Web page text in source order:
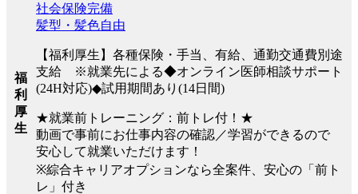
福
利
厚
生
社会保険完備
髪型・髪色自由
【福利厚生】各種保険・手当、有給、通勤交通費別途
支給 ※就業先による◆オンライン医師相談サポート
(24H対応)◆試用期間あり(14日間)
★就業前トレーニング：前トレ付！★
動画で事前にお仕事内容の確認／学習ができるので
安心して就業いただけます！
※綜合キャリアオプションなら全案件、安心の「前ト
レ」付き